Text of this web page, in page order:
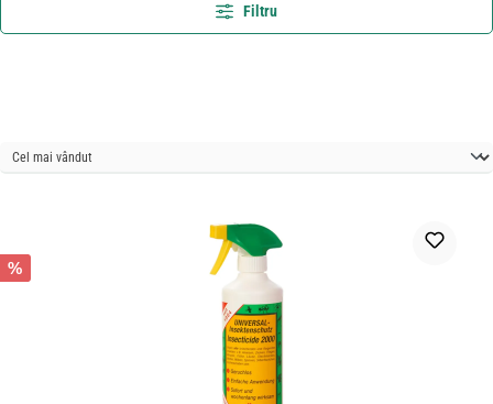
Filtru
%